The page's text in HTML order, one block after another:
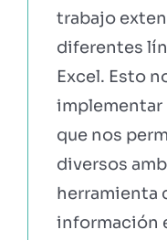
trabajo
diferentes
Excel. Esto
implementar
que nos
diversos
herramienta
información